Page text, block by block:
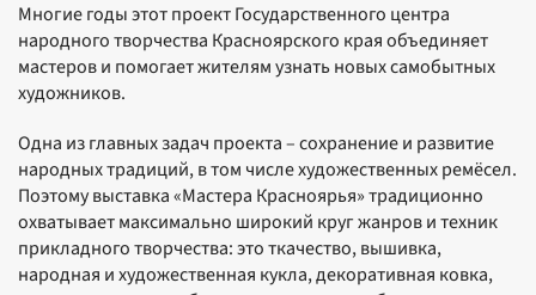
Многие годы этот проект Государственного центра
народного творчества Красноярского края объединяет
мастеров и помогает жителям узнать новых самобытных
художников.
Одна из главных задач проекта – сохранение и развитие
народных традиций, в том числе художественных ремёсел.
Поэтому выставка «Мастера Красноярья» традиционно
охватывает максимально широкий круг жанров и техник
прикладного творчества: это ткачество, вышивка,
народная и художественная кукла, декоративная ковка,